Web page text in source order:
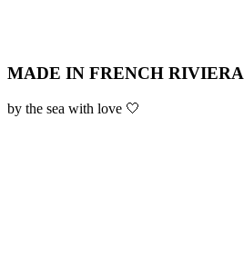
MADE IN FRENCH RIVIERA
by the sea with love 🤍